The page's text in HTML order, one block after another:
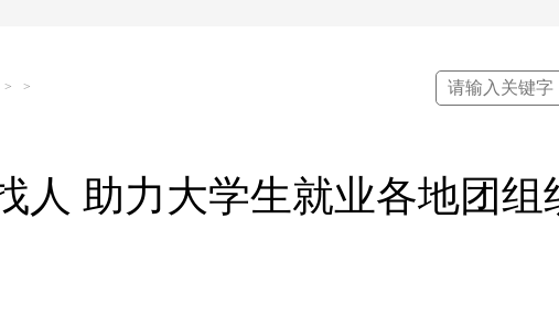
> >
人 助力大学生就业各地团组